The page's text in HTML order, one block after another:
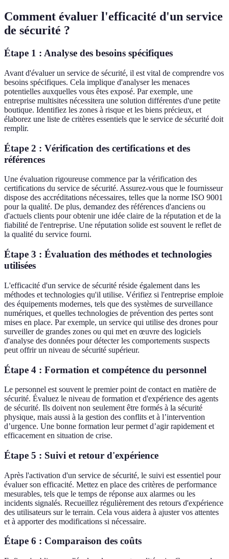
Comment évaluer l'efficacité d'un service
de sécurité ?
Étape 1 : Analyse des besoins spécifiques
Avant d'évaluer un service de sécurité, il est vital de comprendre vos
besoins spécifiques. Cela implique d'analyser les menaces
potentielles auxquelles vous êtes exposé. Par exemple, une
entreprise multisites nécessitera une solution différentes d'une petite
boutique. Identifiez les zones à risque et les biens précieux, et
élaborez une liste de critères essentiels que le service de sécurité doit
remplir.
Étape 2 : Vérification des certifications et des
références
Une évaluation rigoureuse commence par la vérification des
certifications du service de sécurité. Assurez-vous que le fournisseur
dispose des accréditations nécessaires, telles que la norme ISO 9001
pour la qualité. De plus, demandez des références d'anciens ou
d'actuels clients pour obtenir une idée claire de la réputation et de la
fiabilité de l'entreprise. Une réputation solide est souvent le reflet de
la qualité du service fourni.
Étape 3 : Évaluation des méthodes et technologies
utilisées
L'efficacité d'un service de sécurité réside également dans les
méthodes et technologies qu'il utilise. Vérifiez si l'entreprise emploie
des équipements modernes, tels que des systèmes de surveillance
numériques, et quelles technologies de prévention des pertes sont
mises en place. Par exemple, un service qui utilise des drones pour
surveiller de grandes zones ou qui met en œuvre des logiciels
d'analyse des données pour détecter les comportements suspects
peut offrir un niveau de sécurité supérieur.
Étape 4 : Formation et compétence du personnel
Le personnel est souvent le premier point de contact en matière de
sécurité. Évaluez le niveau de formation et d'expérience des agents
de sécurité. Ils doivent non seulement être formés à la sécurité
physique, mais aussi à la gestion des conflits et à l’intervention
d’urgence. Une bonne formation leur permet d’agir rapidement et
efficacement en situation de crise.
Étape 5 : Suivi et retour d'expérience
Après l'activation d'un service de sécurité, le suivi est essentiel pour
évaluer son efficacité. Mettez en place des critères de performance
mesurables, tels que le temps de réponse aux alarmes ou les
incidents signalés. Recueillez régulièrement des retours d'expérience
des utilisateurs sur le terrain. Cela vous aidera à ajuster vos attentes
et à apporter des modifications si nécessaire.
Étape 6 : Comparaison des coûts